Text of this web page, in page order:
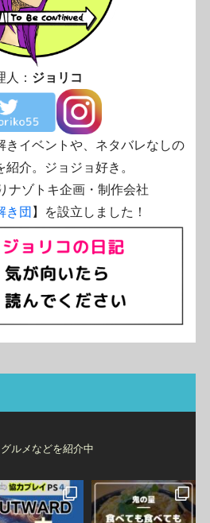
人： ジョリコ
きイベントや、ネタバレなしの
紹介。ジョジョ好き。
ナゾトキ企画・制作会社
き団 】を設立しました！
ルメなどを紹介中